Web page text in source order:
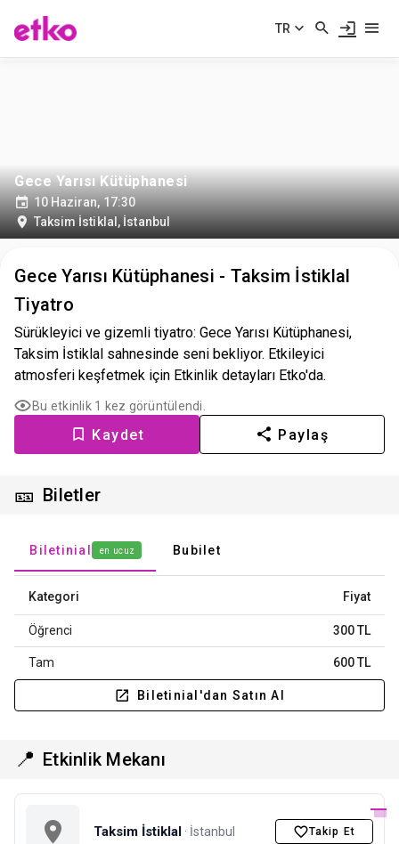
TR
Gece Yarısı Kütüphanesi
10 Haziran, 17:30
Taksim İstiklal , İstanbul
Gece Yarısı Kütüphanesi - Taksim İstiklal
Tiyatro
Sürükleyici ve gizemli tiyatro: Gece Yarısı Kütüphanesi,
Taksim İstiklal sahnesinde seni bekliyor. Etkileyici
atmosferi keşfetmek için Etkinlik detayları Etko'da.
Bu etkinlik 1 kez görüntülendi.
Kaydet Paylaş
🎫 Biletler
Biletinial en ucuz Bubilet
Kategori Fiyat
Öğrenci 300 TL
Tam 600 TL
Biletinial'dan Satın Al
📍 Etkinlik Mekanı
Taksim İstiklal · İstanbul Takip Et